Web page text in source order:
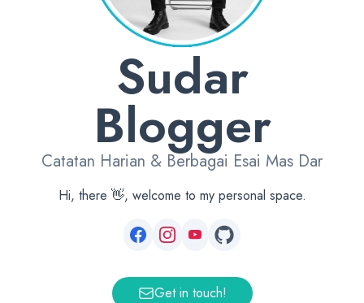
Sudar
Blogger
Catatan Harian & Berbagai Esai Mas Dar
Hi, there 👋, welcome to my personal space.
Get in touch!